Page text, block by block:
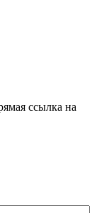
ссылка на